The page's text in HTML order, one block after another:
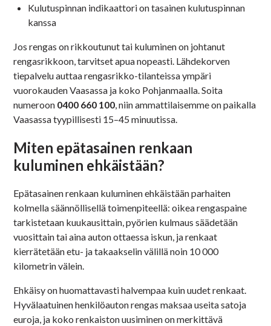
Kulutuspinnan indikaattori on tasainen kulutuspinnan
kanssa
Jos rengas on rikkoutunut tai kuluminen on johtanut
rengasrikkoon, tarvitset apua nopeasti. Lähdekorven
tiepalvelu auttaa rengasrikko-tilanteissa ympäri
vuorokauden Vaasassa ja koko Pohjanmaalla. Soita
numeroon 0400 660 100, niin ammattilaisemme on paikalla
Vaasassa tyypillisesti 15–45 minuutissa.
Miten epätasainen renkaan
kuluminen ehkäistään?
Epätasainen renkaan kuluminen ehkäistään parhaiten
kolmella säännöllisellä toimenpiteellä: oikea rengaspaine
tarkistetaan kuukausittain, pyörien kulmaus säädetään
vuosittain tai aina auton ottaessa iskun, ja renkaat
kierrätetään etu- ja takaakselin välillä noin 10 000
kilometrin välein.
Ehkäisy on huomattavasti halvempaa kuin uudet renkaat.
Hyvälaatuinen henkilöauton rengas maksaa useita satoja
euroja, ja koko renkaiston uusiminen on merkittävä